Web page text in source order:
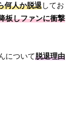
何人か脱退してお
板しファンに衝撃
について脱退理由